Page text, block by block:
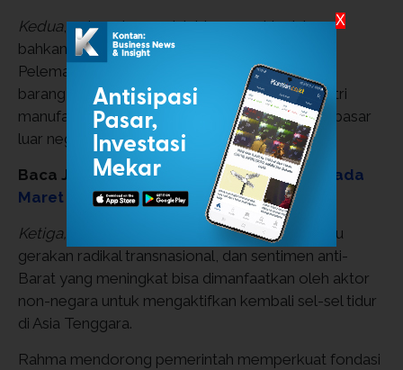
Kedua, pelemahan rupiah bisa semakin dalam,
bahkan bisa mencapai Rp 17.000 per dolar AS.
Pelemahan rupiah tersebut akan memicu inflasi
barang impor karena banyak bahan baku industri
manufaktur Indonesia masih bergantung pada pasar
luar negeri.
Baca Juga:IHSG Berpotensi Konsolidasi pada
Maret 2026 di Tengah Eskalasi Konflik Iran
Ketiga,
instabilitas di Timur Tengah bisa memicu
gerakan radikal transnasional, dan sentimen anti-
Barat yang meningkat bisa dimanfaatkan oleh aktor
non-negara untuk mengaktifkan kembali sel-sel tidur
di Asia Tenggara.
Rahma mendorong pemerintah memperkuat fondasi
X